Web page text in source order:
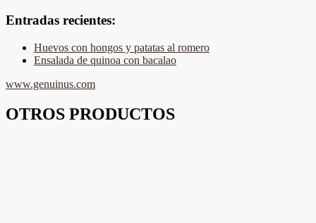
Entradas recientes:
Huevos con hongos y patatas al romero
Ensalada de quinoa con bacalao
www.genuinus.com
OTROS PRODUCTOS